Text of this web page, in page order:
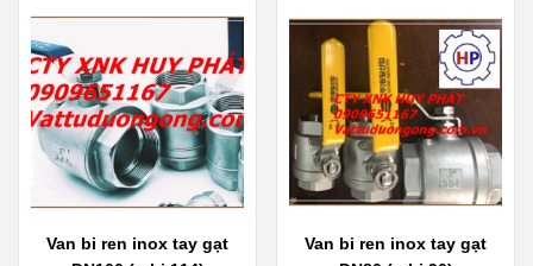
Van bi ren inox tay gạt
Van bi ren inox tay gạt